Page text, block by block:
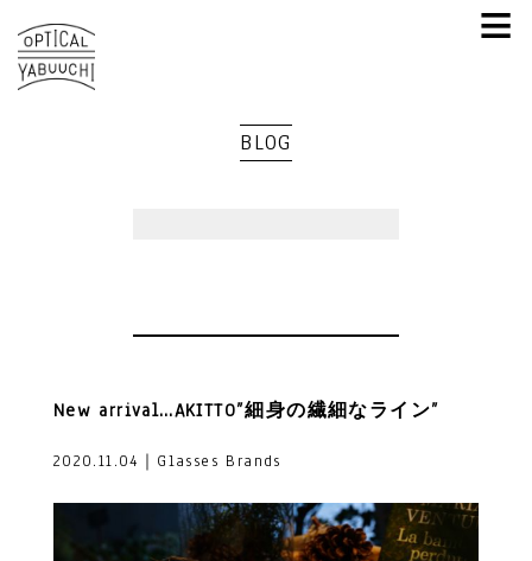
≡
BLOG
New arrival…AKITTO”細身の繊細なライン”
2020.11.04｜Glasses Brands